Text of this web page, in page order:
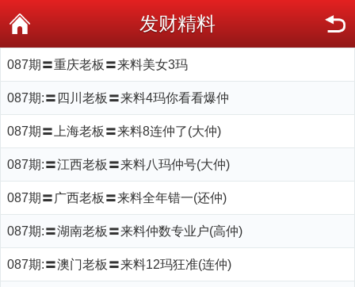
发财精料
087期〓重庆老板〓来料美女3玛
087期:〓四川老板〓来料4玛你看看爆仲
087期〓上海老板〓来料8连仲了(大仲)
087期:〓江西老板〓来料八玛仲号(大仲)
087期〓广西老板〓来料全年错一(还仲)
087期:〓湖南老板〓来料仲数专业户(高仲)
087期:〓澳门老板〓来料12玛狂准(连仲)